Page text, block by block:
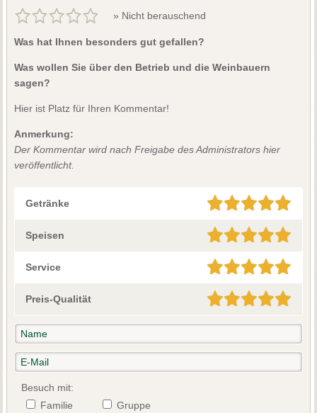
» Nicht berauschend
Was hat Ihnen besonders gut gefallen?
Was wollen Sie über den Betrieb und die Weinbauern
sagen?
Hier ist Platz für Ihren Kommentar!
Anmerkung:
Der Kommentar wird nach Freigabe des Administrators hier
veröffentlicht.
Getränke
Speisen
Service
Preis-Qualität
Besuch mit:
Familie
Gruppe